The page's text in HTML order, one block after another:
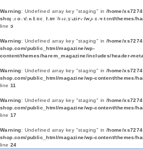
Warning: Undefined array key "staging" in /home/
shop.com/public_html/magazine/wp-content/themes/
line 5
Warning: Undefined array key "staging" in /home/
shop.com/public_html/magazine/wp-
content/themes/harem_magazine/includes/header-
Warning: Undefined array key "staging" in /home/
shop.com/public_html/magazine/wp-content/themes/
line 11
Warning: Undefined array key "staging" in /home/
shop.com/public_html/magazine/wp-content/themes/
line 17
Warning: Undefined array key "staging" in /home/
shop.com/public_html/magazine/wp-content/themes/
line 24